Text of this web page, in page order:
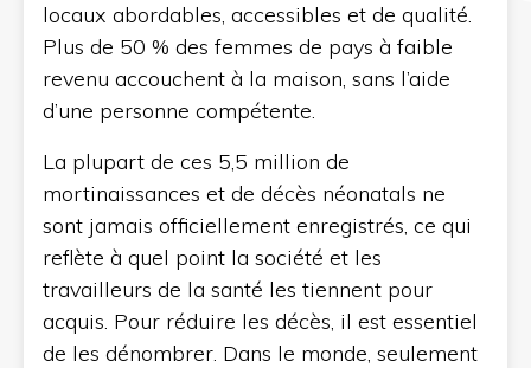
locaux abordables, accessibles et de qualité.
Plus de 50 % des femmes de pays à faible
revenu accouchent à la maison, sans l’aide
d’une personne compétente.
La plupart de ces 5,5 million de
mortinaissances et de décès néonatals ne
sont jamais officiellement enregistrés, ce qui
reflète à quel point la société et les
travailleurs de la santé les tiennent pour
acquis. Pour réduire les décès, il est essentiel
de les dénombrer. Dans le monde, seulement